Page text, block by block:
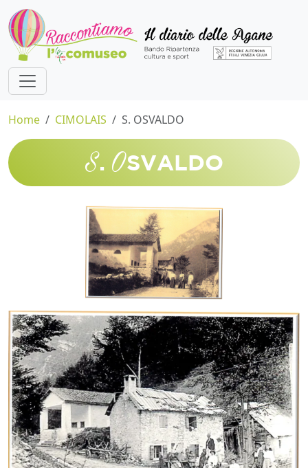
Home CIMOLAIS S. OSVALDO
S. OSVALDO